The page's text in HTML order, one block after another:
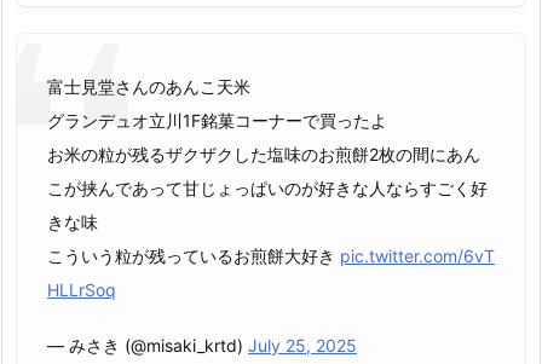
富士見堂さんのあんこ天米
グランデュオ立川1F銘菓コーナーで買ったよ
お米の粒が残るザクザクした塩味のお煎餅2枚の間にあん
こが挟んであって甘じょっぱいのが好きな人ならすごく好
きな味
こういう粒が残っているお煎餅大好き pic.twitter.com/6vT
HLLrSoq
— みさき (@misaki_krtd) July 25, 2025